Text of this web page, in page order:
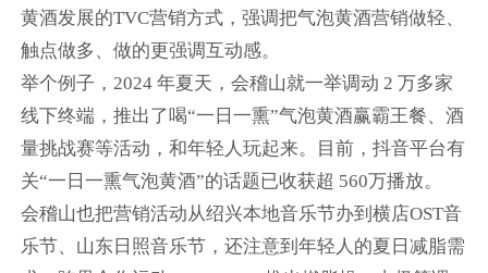
黄酒发展的TVC营销方式，强调把气泡黄酒营销做轻、
触点做多、做的更强调互动感。
举个例子，2024 年夏天，会稽山就一举调动 2 万多家
线下终端，推出了喝“一日一熏”气泡黄酒赢霸王餐、酒
量挑战赛等活动，和年轻人玩起来。目前，抖音平台有
关“一日一熏气泡黄酒”的话题已收获超 560万播放。
会稽山也把营销活动从绍兴本地音乐节办到横店OST音
乐节、山东日照音乐节，还注意到年轻人的夏日减脂需